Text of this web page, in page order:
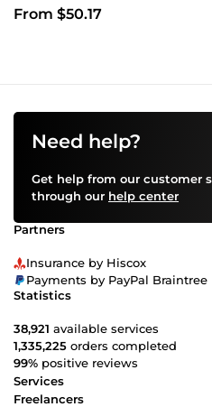
From $50.17
Need help?
Get help from our customer
through our help center
Partners
Insurance by Hiscox
Payments by PayPal Braintree
Statistics
38,921 available services
1,335,225 orders completed
99% positive reviews
Services
Freelancers